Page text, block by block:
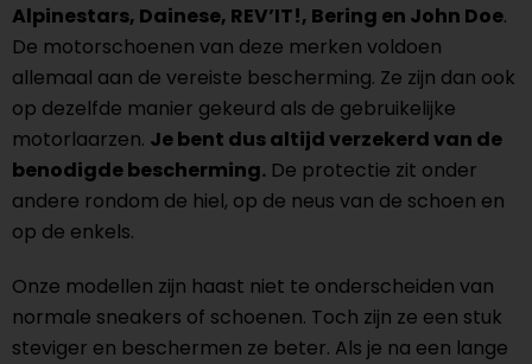
Alpinestars, Dainese, REV’IT!, Bering en John Doe.
De motorschoenen van deze merken voldoen
allemaal aan de vereiste bescherming. Ze zijn dan ook
op dezelfde manier gekeurd als de gebruikelijke
motorlaarzen. Je bent dus altijd verzekerd van de
benodigde bescherming. De protectie zit onder
andere rondom de hiel, op de neus van de schoen en
op de enkels.
Onze modellen zijn haast niet te onderscheiden van
normale sneakers of schoenen. Toch zijn ze een stuk
steviger en beschermen ze beter. Als je na een lange